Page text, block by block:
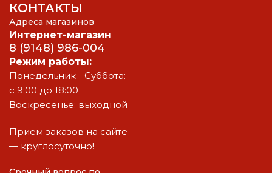
КОНТАКТЫ
Адреса магазинов
Интернет-магазин
8 (9148) 986-004
Режим работы:
Понедельник - Суббота:
с 9:00 до 18:00
Воскресенье: выходной
Прием заказов на сайте
— круглосуточно!